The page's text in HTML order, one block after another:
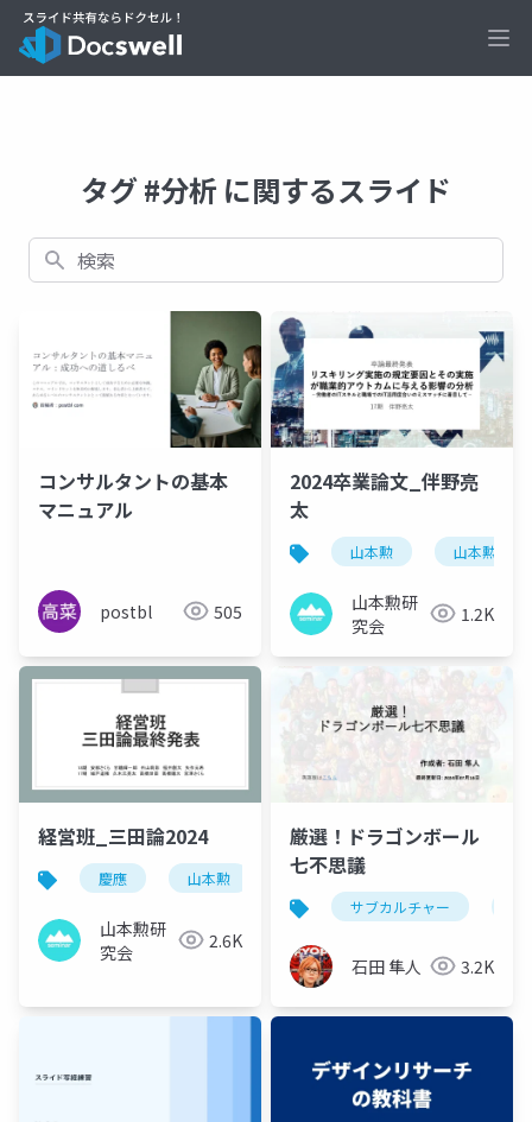
タグ #分析 に関するスライド
検索
コンサルタントの基本
マニュアル
postbl 505
2024卒業論文_伴野亮
太
山本勲 山本勲研究
山本勲研
究会
1.2K
経営班_三田論2024
慶應 山本勲 山本勲研究会
山本勲研
究会
2.6K
厳選！ドラゴンボール
七不思議
サブカルチャー
石田 隼人 3.2K